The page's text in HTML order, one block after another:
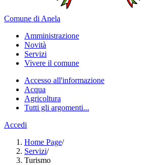
Comune di Anela
Amministrazione
Novità
Servizi
Vivere il comune
Accesso all'informazione
Acqua
Agricoltura
Tutti gli argomenti...
Accedi
Home Page/
Servizi/
Turismo